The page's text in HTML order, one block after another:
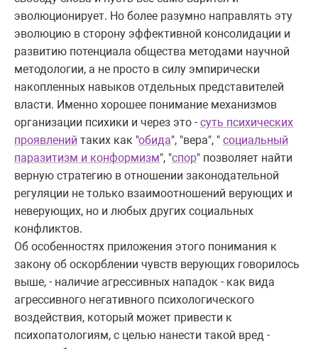
эволюционирует. Но более разумно направлять эту
эволюцию в сторону эффективной консолидации и
развитию потенциала общества методами научной
методологии, а не просто в силу эмпирически
накопленных навыков отдельных представителей
власти. Именно хорошее понимание механизмов
организации психики и через это - суть психических
проявлений таких как "обида", "вера", " социальный
паразитизм и конформизм", "спор" позволяет найти
верную стратегию в отношении законодательной
регуляции не только взаимоотношений верующих и
неверующих, но и любых других социальных
конфликтов.
Об особенностях приложения этого понимания к
закону об оскорблении чувств верующих говорилось
выше, - наличие агрессивных нападок - как вида
агрессивного негативного психологического
воздействия, который может привести к
психопатологиям, с целью нанести такой вред -